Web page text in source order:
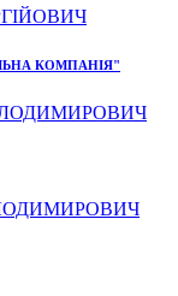
КОМПАНІЯ"